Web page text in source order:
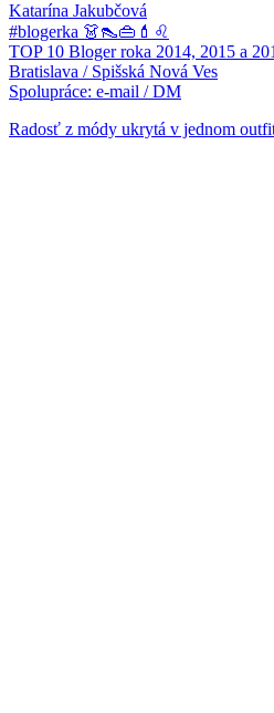
Katarína Jakubčová
#blogerka 👗👠👜💄♌
TOP 10 Bloger roka 2014, 2015 a
Bratislava / Spišská Nová Ves
Spolupráce: e-mail / DM
Radosť z módy ukrytá v jednom